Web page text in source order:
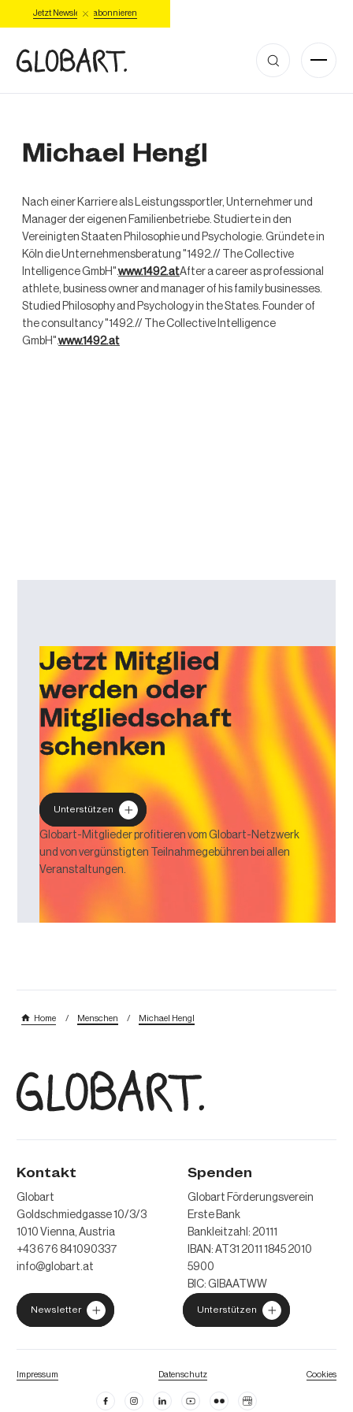
Jetzt Newsletter abonnieren
Michael Hengl
Nach einer Karriere als Leistungssportler, Unternehmer und
Manager der eigenen Familienbetriebe. Studierte in den
Vereinigten Staaten Philosophie und Psychologie. Gründete in
Köln die Unternehmensberatung "1492.// The Collective
Intelligence GmbH".www.1492.atAfter a career as professional
athlete, business owner and manager of his family businesses.
Studied Philosophy and Psychology in the States. Founder of
the consultancy "1492.// The Collective Intelligence
GmbH".www.1492.at
Jetzt Mitglied
werden oder
Mitgliedschaft
schenken
Unterstützen
Globart-Mitglieder profitieren vom Globart-Netzwerk
und von vergünstigten Teilnahmegebühren bei allen
Veranstaltungen.
Home / Menschen / Michael Hengl
Kontakt
Globart
Goldschmiedgasse 10/3/3
1010 Vienna, Austria
+43 676 841090337
info@globart.at
Spenden
Globart Förderungsverein
Erste Bank
Bankleitzahl: 20111
IBAN: AT31 2011 1845 2010
5900
BIC: GIBAATWW
Newsletter Unterstützen
Impressum Datenschutz Cookies